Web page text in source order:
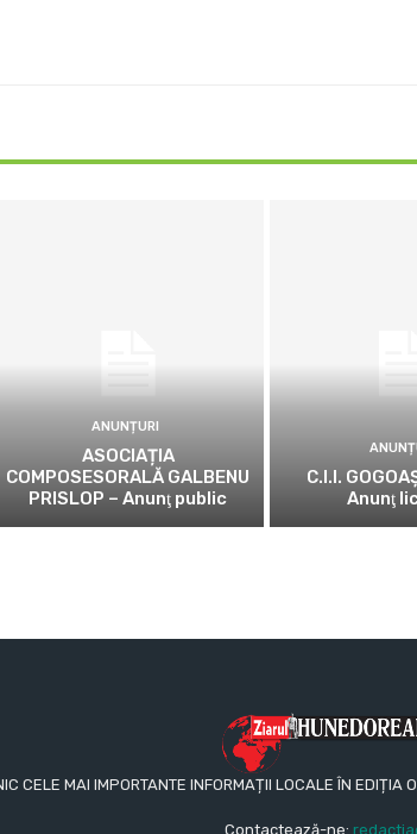
ANUNȚURI
ASOCIAȚIA
COMPOSESORALĂ GALBENU
PRISLOP – Anunţ public
C.I.I.
Anunţ
CELE MAI IMPORTANTE INFORMAȚII LOCALE ÎN
Contactează-ne: